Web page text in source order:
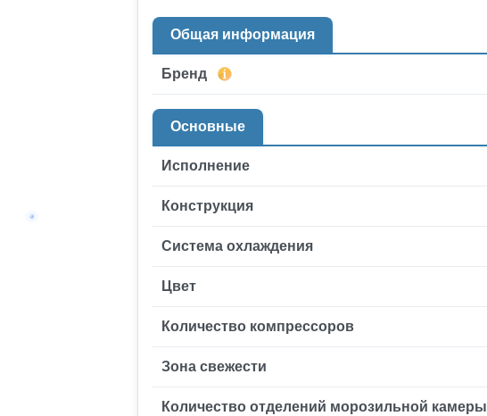
Общая информация
Бренд
Основные
Исполнение
Конструкция
Система охлаждения
Цвет
Количество компрессоров
Зона свежести
Количество отделений морозильной камеры